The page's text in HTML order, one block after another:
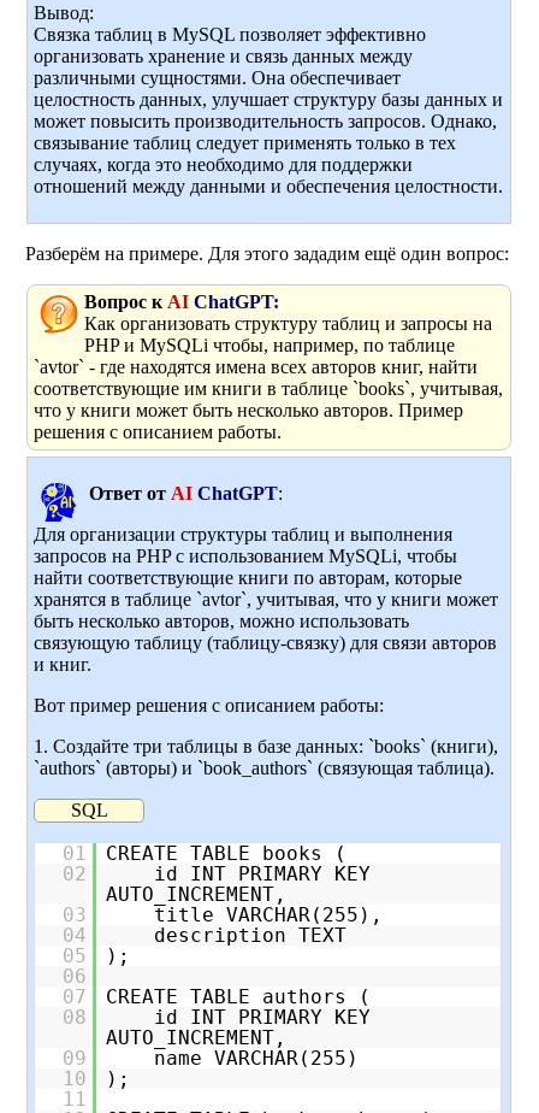
Вывод:
Связка таблиц в MySQL позволяет эффективно
организовать хранение и связь данных между
различными сущностями. Она обеспечивает
целостность данных, улучшает структуру базы данных и
может повысить производительность запросов. Однако,
связывание таблиц следует применять только в тех
случаях, когда это необходимо для поддержки
отношений между данными и обеспечения целостности.
Разберём на примере. Для этого зададим ещё один вопрос:
Вопрос к AI ChatGPT:
Как организовать структуру таблиц и запросы на
PHP и MySQLi чтобы, например, по таблице
`avtor` - где находятся имена всех авторов книг, найти
соответствующие им книги в таблице `books`, учитывая,
что у книги может быть несколько авторов. Пример
решения с описанием работы.
Ответ от AI ChatGPT:
Для организации структуры таблиц и выполнения
запросов на PHP с использованием MySQLi, чтобы
найти соответствующие книги по авторам, которые
хранятся в таблице `avtor`, учитывая, что у книги может
быть несколько авторов, можно использовать
связующую таблицу (таблицу-связку) для связи авторов
и книг.
Вот пример решения с описанием работы:
1. Создайте три таблицы в базе данных: `books` (книги),
`authors` (авторы) и `book_authors` (связующая таблица).
SQL
01
CREATE TABLE books (
02
id INT PRIMARY KEY
AUTO_INCREMENT,
03
title VARCHAR(255),
04
description TEXT
05
);
06
07
CREATE TABLE authors (
08
id INT PRIMARY KEY
AUTO_INCREMENT,
09
name VARCHAR(255)
10
);
11